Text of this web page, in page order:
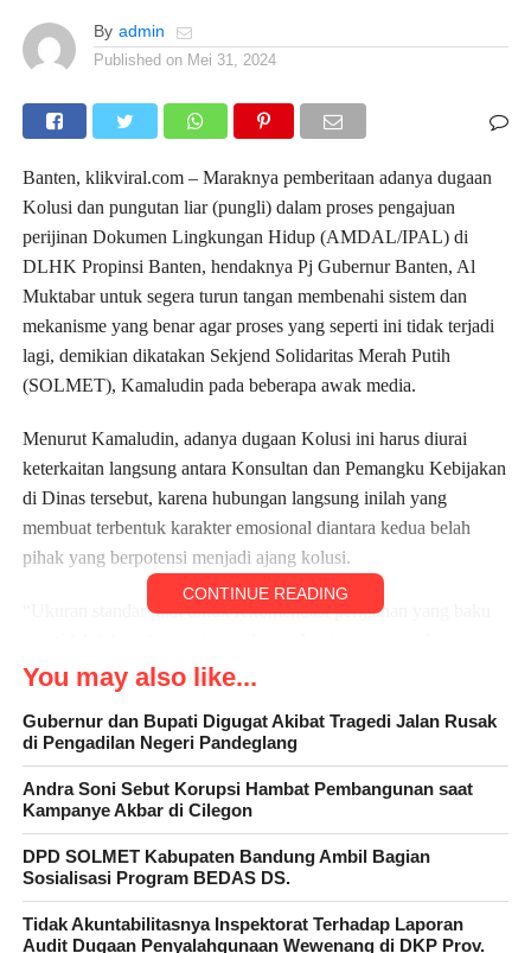
By admin
Published on Mei 31, 2024
Banten, klikviral.com – Maraknya pemberitaan adanya dugaan
Kolusi dan pungutan liar (pungli) dalam proses pengajuan
perijinan Dokumen Lingkungan Hidup (AMDAL/IPAL) di
DLHK Propinsi Banten, hendaknya Pj Gubernur Banten, Al
Muktabar untuk segera turun tangan membenahi sistem dan
mekanisme yang benar agar proses yang seperti ini tidak terjadi
lagi, demikian dikatakan Sekjend Solidaritas Merah Putih
(SOLMET), Kamaludin pada beberapa awak media.
Menurut Kamaludin, adanya dugaan Kolusi ini harus diurai
keterkaitan langsung antara Konsultan dan Pemangku Kebijakan
di Dinas tersebut, karena hubungan langsung inilah yang
membuat terbentuk karakter emosional diantara kedua belah
pihak yang berpotensi menjadi ajang kolusi.
“Ukuran standar nilai untuk rekomendasi perijianan yang baku
pembiayaan juga masih abu-abu, sehingga taksiran terhadap nilai
ini harus patut diduga,”ungkap Kamaludin seraya
menambahkan, kondisi ini sudah berproses menahun tanpa ada
kritisi dan kontrol yang kuat dari internal Pemprop Banten
sendiri maupun ekternal dan baru muncul baru-baru ini statement
dari salah seorang anggota DPRD Banten.
Salah satui contoh yang patut dipertanyakan, lanjut Kamaludin
adalah saat proses rekomendasi perijinan ini dalam rangka gelar
CONTINUE READING
You may also like...
Gubernur dan Bupati Digugat Akibat Tragedi Jalan Rusak
di Pengadilan Negeri Pandeglang
Andra Soni Sebut Korupsi Hambat Pembangunan saat
Kampanye Akbar di Cilegon
DPD SOLMET Kabupaten Bandung Ambil Bagian
Sosialisasi Program BEDAS DS.
Tidak Akuntabilitasnya Inspektorat Terhadap Laporan
Audit Dugaan Penyalahgunaan Wewenang di DKP Prov.